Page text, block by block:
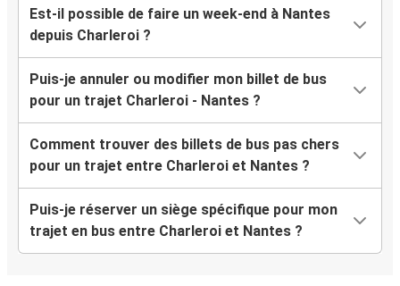
Est-il possible de faire un week-end à Nantes
depuis Charleroi ?
Puis-je annuler ou modifier mon billet de bus
pour un trajet Charleroi - Nantes ?
Comment trouver des billets de bus pas chers
pour un trajet entre Charleroi et Nantes ?
Puis-je réserver un siège spécifique pour mon
trajet en bus entre Charleroi et Nantes ?